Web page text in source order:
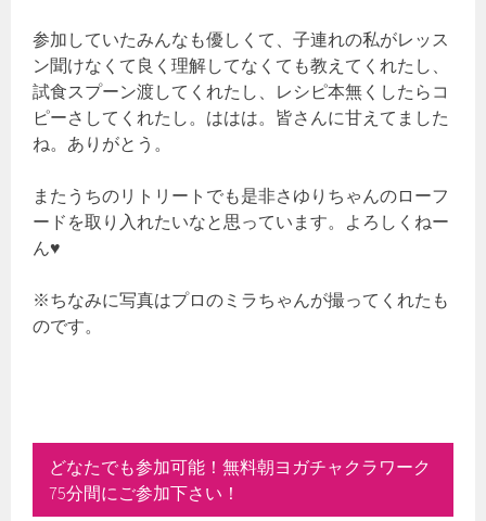
参加していたみんなも優しくて、子連れの私がレッス
ン聞けなくて良く理解してなくても教えてくれたし、
試食スプーン渡してくれたし、レシピ本無くしたらコ
ピーさしてくれたし。ははは。皆さんに甘えてました
ね。ありがとう。
またうちのリトリートでも是非さゆりちゃんのローフ
ードを取り入れたいなと思っています。よろしくねー
ん♥
※ちなみに写真はプロのミラちゃんが撮ってくれたも
のです。
どなたでも参加可能！無料朝ヨガチャクラワーク
75分間にご参加下さい！